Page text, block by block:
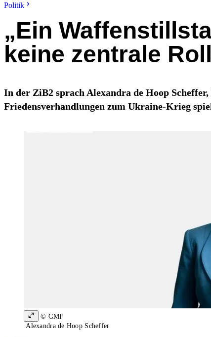
Politik
„Ein
keine zentrale
In der ZiB2 sprach Alexandra de Hoop
Friedensverhandlungen zum Ukraine-Krieg
© GMF
Alexandra de Hoop Scheffer